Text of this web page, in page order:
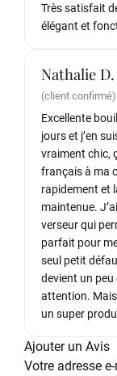
Très satisfait
élégant et
Nathalie D.
(client confirmé)
Excellente
jours et j’en
vraiment chic,
français à ma
rapidement et
maintenue.
verseur qui
parfait pour
seul petit
devient un
attention. Mais
un super
Ajouter un Avis
Votre adresse